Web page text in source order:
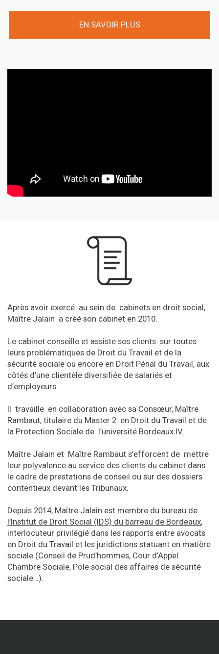
EN SAVOIR PLUS
Après avoir exercé au sein de cabinets en droit social,
Maître Jalain a créé son cabinet en 2010.
Le cabinet conseille et assiste ses clients sur toutes
leurs problématiques de Droit du Travail et de la
sécurité sociale ou encore en Droit Pénal du Travail, aux
côtés d’une clientèle diversifiée de salariés et
d’employeurs.
Il travaille en collaboration avec sa Consœur, Maître
Rambaut, titulaire du Master 2 en Droit du Travail et de
la Protection Sociale de l’université Bordeaux IV.
Maître Jalain et Maître Rambaut s’efforcent de mettre
leur polyvalence au service des clients du cabinet dans
le cadre de prestations de conseil ou sur des dossiers
contentieux devant les Tribunaux.
Depuis 2014, Maître Jalain est membre du bureau de
l’Institut de Droit Social (IDS) du barreau de Bordeaux,
interlocuteur privilégié dans les rapports entre avocats
en Droit du Travail et les juridictions statuant en matière
sociale (Conseil de Prud’hommes, Cour d’Appel
Chambre Sociale, Pole social des affaires de sécurité
sociale…).